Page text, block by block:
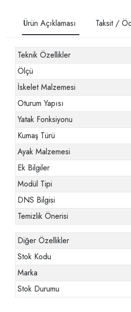
Ürün Açıklaması Taksit /
Teknik Özellikler
Ölçü
İskelet Malzemesi
Oturum Yapısı
Yatak Fonksiyonu
Kumaş Türü
Ayak Malzemesi
Ek Bilgiler
Modül Tipi
DNS Bilgisi
Temizlik Önerisi
Diğer Özellikler
Stok Kodu
Marka
Stok Durumu